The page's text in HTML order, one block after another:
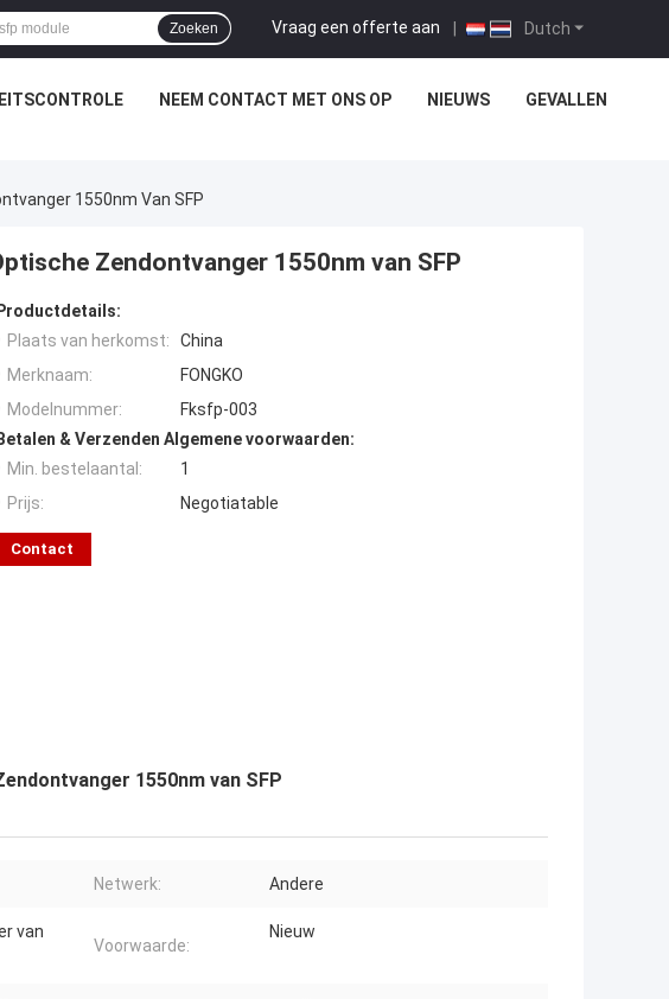
Dutch
Vraag een offerte aan |
Zoeken
NEEM CONTACT MET ONS OP NIEUWS GEVALLEN
1550nm Van SFP
Zendontvanger 1550nm van SFP
Productdetails:
Plaats van herkomst:
China
Merknaam:
FONGKO
Modelnummer:
Fksfp-003
Betalen & Verzenden Algemene voorwaarden:
Min. bestelaantal:
1
Prijs:
Negotiatable
Contact
1550nm van SFP
Netwerk: Andere
van
Voorwaarde:
Nieuw